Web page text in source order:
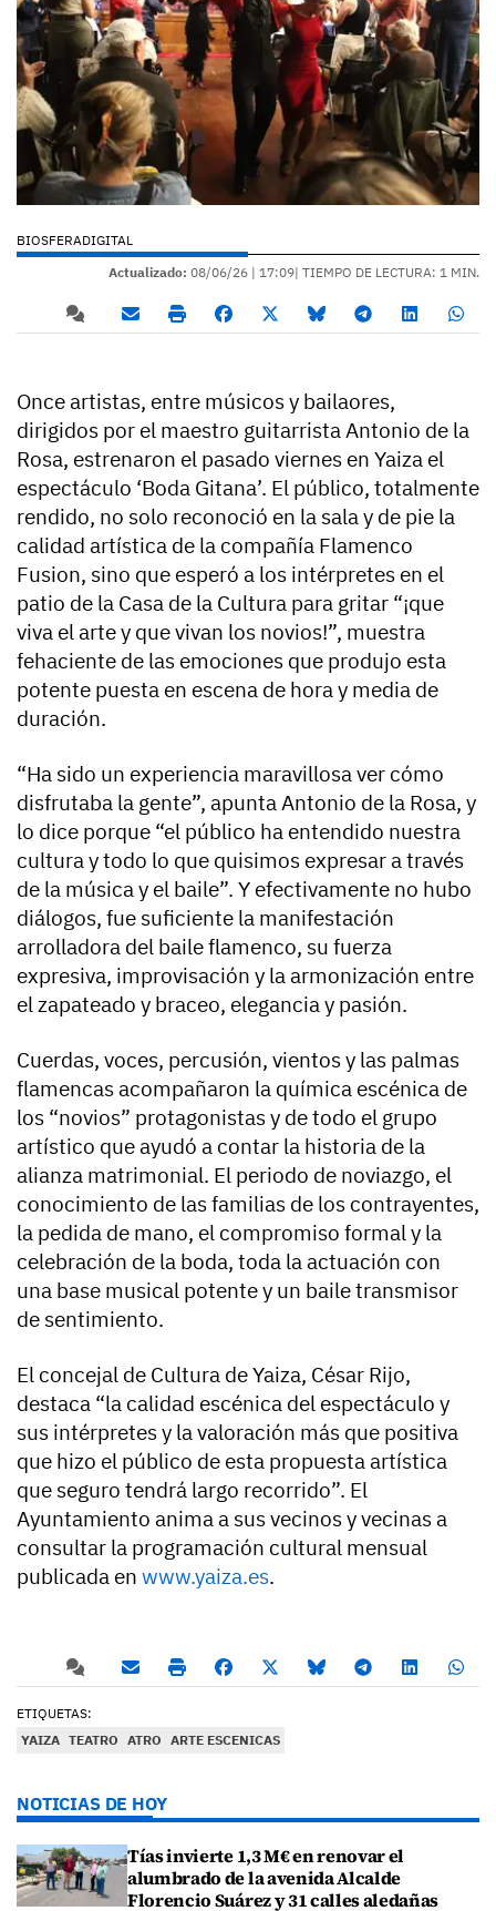
BIOSFERADIGITAL
Actualizado: 08/06/26 | 17:09| TIEMPO DE LECTURA: 1 MIN.
Once artistas, entre músicos y bailaores,
dirigidos por el maestro guitarrista Antonio de la
Rosa, estrenaron el pasado viernes en Yaiza el
espectáculo ‘Boda Gitana’. El público, totalmente
rendido, no solo reconoció en la sala y de pie la
calidad artística de la compañía Flamenco
Fusion, sino que esperó a los intérpretes en el
patio de la Casa de la Cultura para gritar “¡que
viva el arte y que vivan los novios!”, muestra
fehaciente de las emociones que produjo esta
potente puesta en escena de hora y media de
duración.
“Ha sido un experiencia maravillosa ver cómo
disfrutaba la gente”, apunta Antonio de la Rosa, y
lo dice porque “el público ha entendido nuestra
cultura y todo lo que quisimos expresar a través
de la música y el baile”. Y efectivamente no hubo
diálogos, fue suficiente la manifestación
arrolladora del baile flamenco, su fuerza
expresiva, improvisación y la armonización entre
el zapateado y braceo, elegancia y pasión.
Cuerdas, voces, percusión, vientos y las palmas
flamencas acompañaron la química escénica de
los “novios” protagonistas y de todo el grupo
artístico que ayudó a contar la historia de la
alianza matrimonial. El periodo de noviazgo, el
conocimiento de las familias de los contrayentes,
la pedida de mano, el compromiso formal y la
celebración de la boda, toda la actuación con
una base musical potente y un baile transmisor
de sentimiento.
El concejal de Cultura de Yaiza, César Rijo,
destaca “la calidad escénica del espectáculo y
sus intérpretes y la valoración más que positiva
que hizo el público de esta propuesta artística
que seguro tendrá largo recorrido”. El
Ayuntamiento anima a sus vecinos y vecinas a
consultar la programación cultural mensual
publicada en www.yaiza.es.
ETIQUETAS:
YAIZA TEATRO ATRO ARTE ESCENICAS
NOTICIAS DE HOY
Tías invierte 1,3 M€ en renovar el
alumbrado de la avenida Alcalde
Florencio Suárez y 31 calles aledañas